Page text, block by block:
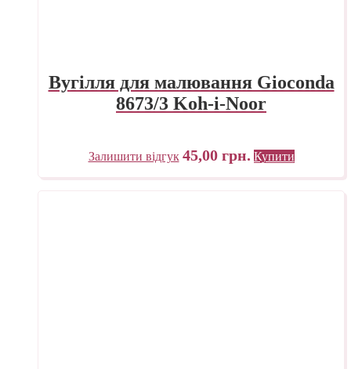
Вугілля для малювання Gioconda
8673/3 Koh-i-Noor
Залишити відгук 45,00 грн. Купити